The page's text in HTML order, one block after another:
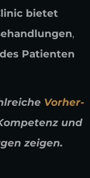
bietet
,
Patienten
Vorher-
und
zeigen.